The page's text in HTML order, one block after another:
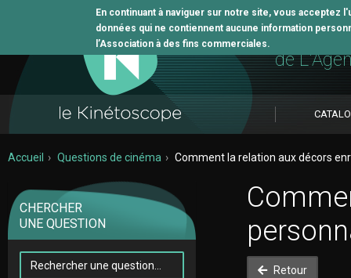
En continuant à naviguer sur notre site, vous
données qui ne contiennent aucune information
l’Association à des fins commerciales. L'outil
de
Accueil Questions de cinéma Comment la relation aux décors
CHERCHER
UNE QUESTION
Retour